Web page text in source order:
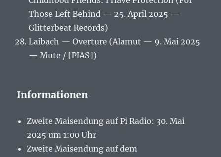
Those Left Behind — 25. April 2025 —
Glitterbeat Records)
Laibach — Overture (Alamut — 9. Mai 2025
— Mute / [PIAS])
Informationen
Zweite Maisendung auf Pi Radio: 30. Mai
2025 um 1:00 Uhr
Zweite Maisendung auf dem